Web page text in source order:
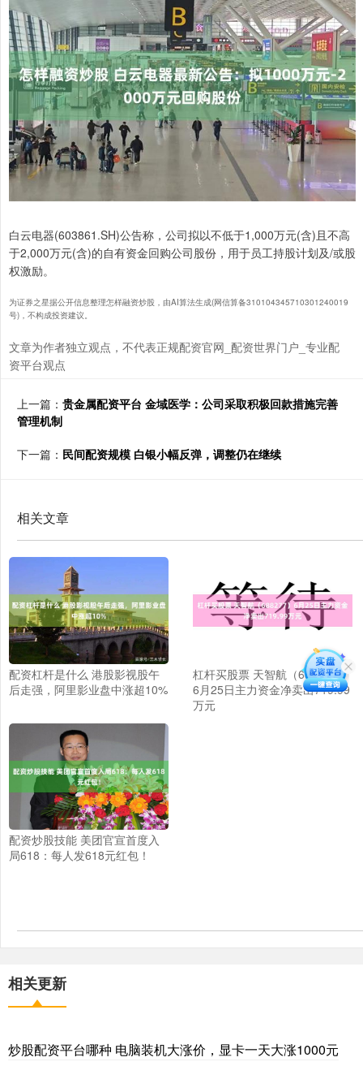
白云电器(603861.SH)公告称，公司拟以不低于1,000万元(含)且不高
于2,000万元(含)的自有资金回购公司股份，用于员工持股计划及/或股
权激励。
为证券之星据公开信息整理怎样融资炒股，由AI算法生成(网信算备310104345710301240019
号)，不构成投资建议。
文章为作者独立观点，不代表正规配资官网_配资世界门户_专业配
资平台观点
上一篇： 贵金属配资平台 金域医学：公司采取积极回款措施完善
管理机制
下一篇： 民间配资规模 白银小幅反弹，调整仍在继续
相关文章
配资杠杆是什么 港股影视股午
后走强，阿里影业盘中涨超10%
杠杆买股票 天智航（688277）
6月25日主力资金净卖出719.99
万元
配资炒股技能 美团官宣首度入
局618：每人发618元红包！
相关更新
炒股配资平台哪种 电脑装机大涨价，显卡一天大涨1000元